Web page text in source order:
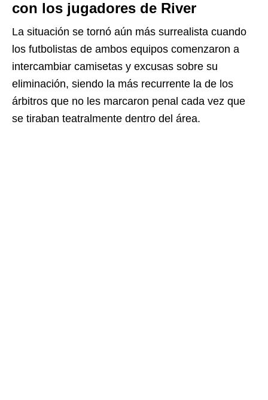
con los jugadores de River
La situación se tornó aún más surrealista cuando
los futbolistas de ambos equipos comenzaron a
intercambiar camisetas y excusas sobre su
eliminación, siendo la más recurrente la de los
árbitros que no les marcaron penal cada vez que
se tiraban teatralmente dentro del área.